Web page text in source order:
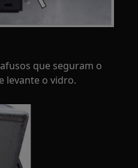
que seguram o
levante o vidro.